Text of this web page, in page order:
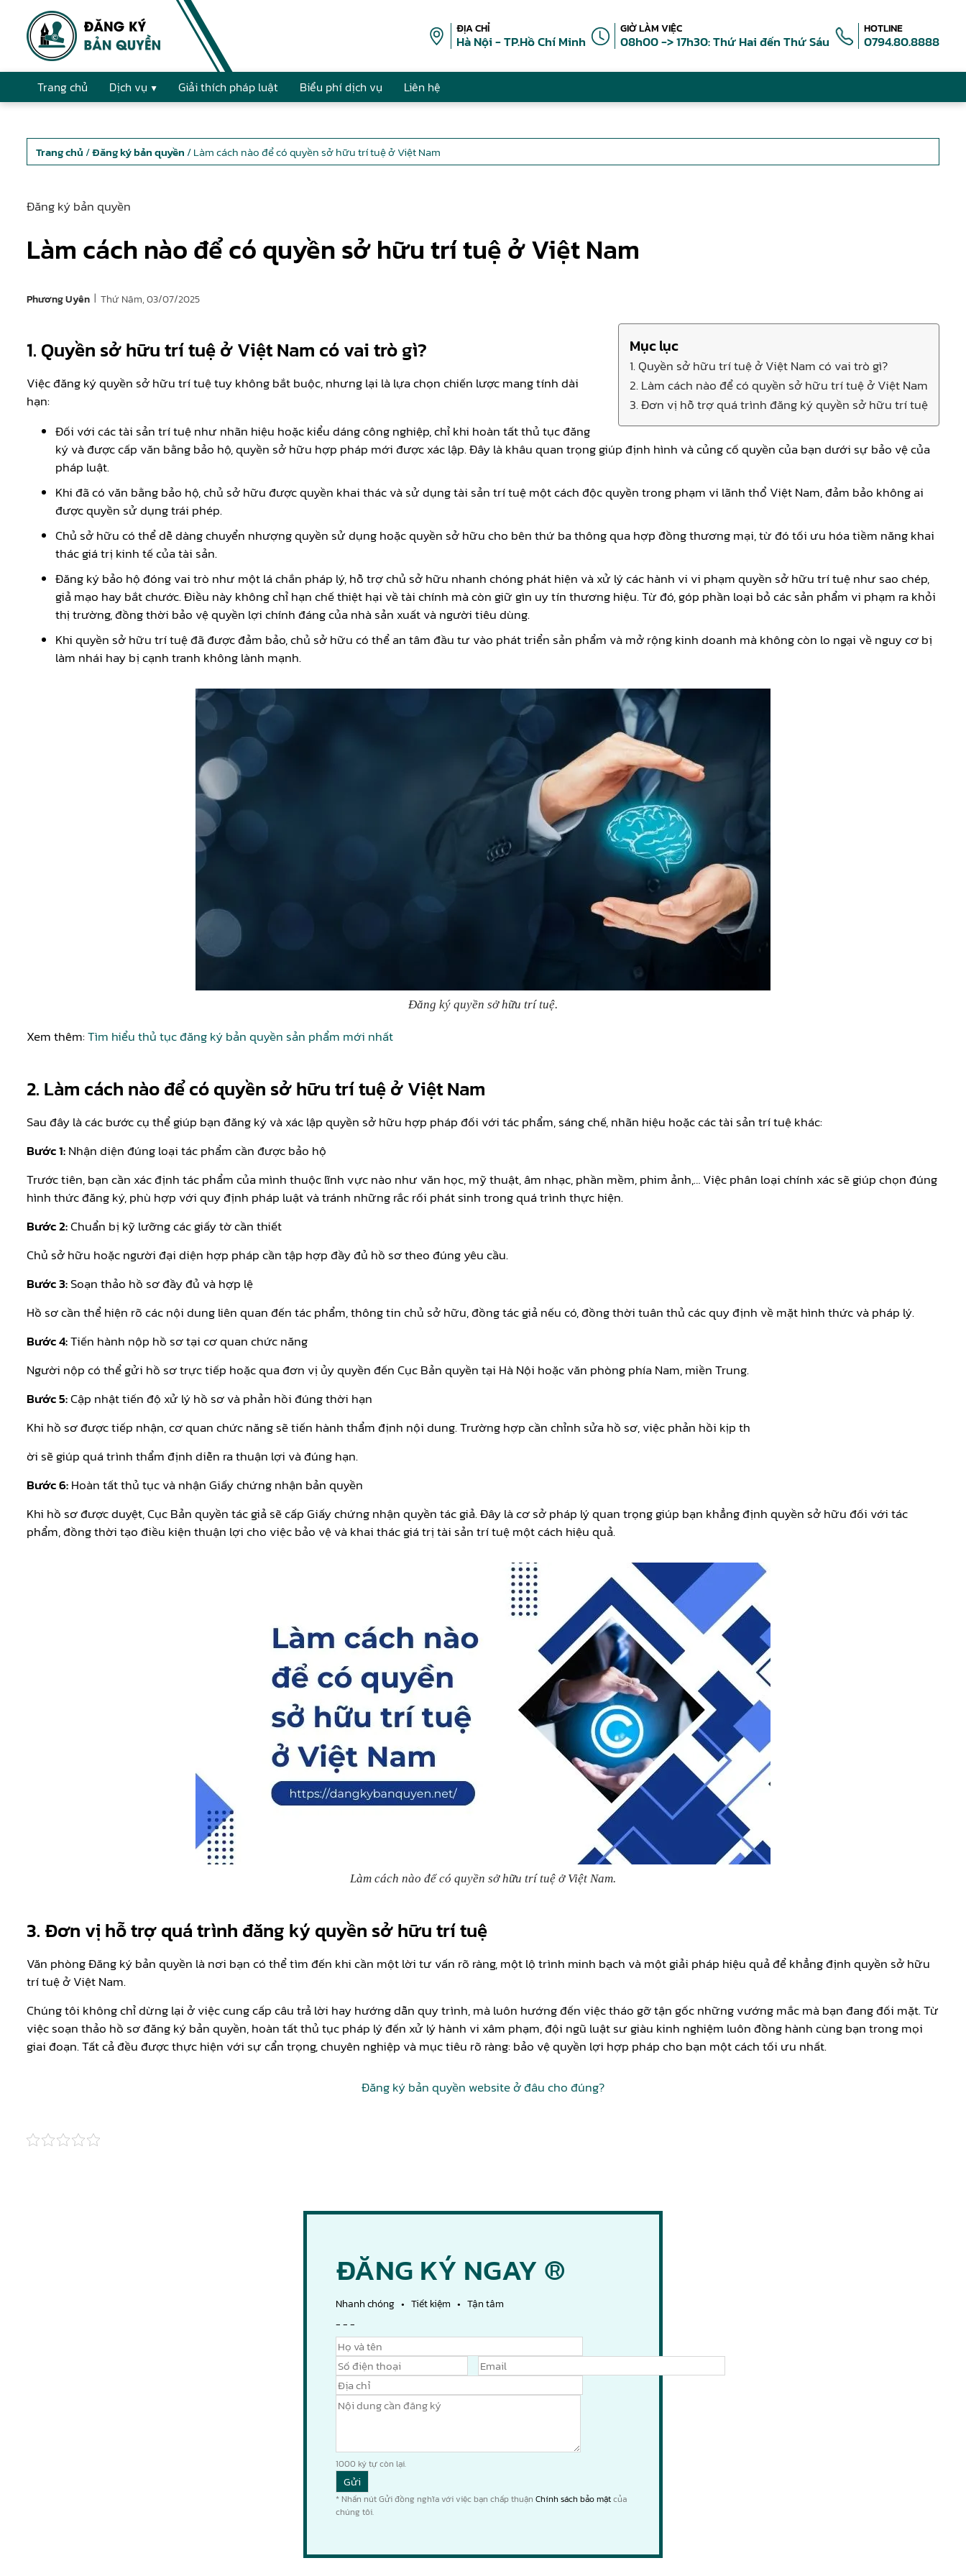
ĐỊA CHỈ
Hà Nội - TP.Hồ Chí Minh
GIỜ LÀM VIỆC
08h00 -> 17h30: Thứ Hai đến Thứ Sáu
HOTLINE
0794.80.8888
Trang chủ Dịch vụ Giải thích pháp luật Biểu phí dịch vụ Liên hệ
Trang chủ /Đăng ký bản quyền / Làm cách nào để có quyền sở hữu trí tuệ ở Việt Nam
Đăng ký bản quyền
Làm cách nào để có quyền sở hữu trí tuệ ở Việt Nam
Phương Uyên | Thứ Năm, 03/07/2025
Mục lục
1. Quyền sở hữu trí tuệ ở Việt Nam có vai trò gì?
2. Làm cách nào để có quyền sở hữu trí tuệ ở Việt Nam
3. Đơn vị hỗ trợ quá trình đăng ký quyền sở hữu trí tuệ
1. Quyền sở hữu trí tuệ ở Việt Nam có vai trò gì?
Việc đăng ký quyền sở hữu trí tuệ tuy không bắt buộc, nhưng lại là lựa chọn chiến lược mang tính dài
hạn:
Đối với các tài sản trí tuệ như nhãn hiệu hoặc kiểu dáng công nghiệp, chỉ khi hoàn tất thủ tục đăng
ký và được cấp văn bằng bảo hộ, quyền sở hữu hợp pháp mới được xác lập. Đây là khâu quan trọng giúp định hình và củng cố quyền của bạn dưới sự bảo vệ của
pháp luật.
Khi đã có văn bằng bảo hộ, chủ sở hữu được quyền khai thác và sử dụng tài sản trí tuệ một cách độc quyền trong phạm vi lãnh thổ Việt Nam, đảm bảo không ai
được quyền sử dụng trái phép.
Chủ sở hữu có thể dễ dàng chuyển nhượng quyền sử dụng hoặc quyền sở hữu cho bên thứ ba thông qua hợp đồng thương mại, từ đó tối ưu hóa tiềm năng khai
thác giá trị kinh tế của tài sản.
Đăng ký bảo hộ đóng vai trò như một lá chắn pháp lý, hỗ trợ chủ sở hữu nhanh chóng phát hiện và xử lý các hành vi vi phạm quyền sở hữu trí tuệ như sao chép,
giả mạo hay bắt chước. Điều này không chỉ hạn chế thiệt hại về tài chính mà còn giữ gìn uy tín thương hiệu. Từ đó, góp phần loại bỏ các sản phẩm vi phạm ra khỏi
thị trường, đồng thời bảo vệ quyền lợi chính đáng của nhà sản xuất và người tiêu dùng.
Khi quyền sở hữu trí tuệ đã được đảm bảo, chủ sở hữu có thể an tâm đầu tư vào phát triển sản phẩm và mở rộng kinh doanh mà không còn lo ngại về nguy cơ bị
làm nhái hay bị cạnh tranh không lành mạnh.
Đăng ký quyền sở hữu trí tuệ.
Xem thêm:Tìm hiểu thủ tục đăng ký bản quyền sản phẩm mới nhất
2. Làm cách nào để có quyền sở hữu trí tuệ ở Việt Nam
Sau đây là các bước cụ thể giúp bạn đăng ký và xác lập quyền sở hữu hợp pháp đối với tác phẩm, sáng chế, nhãn hiệu hoặc các tài sản trí tuệ khác:
Bước 1:Nhận diện đúng loại tác phẩm cần được bảo hộ
Trước tiên, bạn cần xác định tác phẩm của mình thuộc lĩnh vực nào như văn học, mỹ thuật, âm nhạc, phần mềm, phim ảnh,… Việc phân loại chính xác sẽ giúp chọn đúng
hình thức đăng ký, phù hợp với quy định pháp luật và tránh những rắc rối phát sinh trong quá trình thực hiện.
Bước 2:Chuẩn bị kỹ lưỡng các giấy tờ cần thiết
Chủ sở hữu hoặc người đại diện hợp pháp cần tập hợp đầy đủ hồ sơ theo đúng yêu cầu.
Bước 3:Soạn thảo hồ sơ đầy đủ và hợp lệ
Hồ sơ cần thể hiện rõ các nội dung liên quan đến tác phẩm, thông tin chủ sở hữu, đồng tác giả nếu có, đồng thời tuân thủ các quy định về mặt hình thức và pháp lý.
Bước 4:Tiến hành nộp hồ sơ tại cơ quan chức năng
Người nộp có thể gửi hồ sơ trực tiếp hoặc qua đơn vị ủy quyền đến Cục Bản quyền tại Hà Nội hoặc văn phòng phía Nam, miền Trung.
Bước 5:Cập nhật tiến độ xử lý hồ sơ và phản hồi đúng thời hạn
Khi hồ sơ được tiếp nhận, cơ quan chức năng sẽ tiến hành thẩm định nội dung. Trường hợp cần chỉnh sửa hồ sơ, việc phản hồi kịp th
ời sẽ giúp quá trình thẩm định diễn ra thuận lợi và đúng hạn.
Bước 6:Hoàn tất thủ tục và nhận Giấy chứng nhận bản quyền
Khi hồ sơ được duyệt, Cục Bản quyền tác giả sẽ cấp Giấy chứng nhận quyền tác giả. Đây là cơ sở pháp lý quan trọng giúp bạn khẳng định quyền sở hữu đối với tác
phẩm, đồng thời tạo điều kiện thuận lợi cho việc bảo vệ và khai thác giá trị tài sản trí tuệ một cách hiệu quả.
Làm cách nào để có quyền sở hữu trí tuệ ở Việt Nam.
3. Đơn vị hỗ trợ quá trình đăng ký quyền sở hữu trí tuệ
Văn phòng Đăng ký bản quyền là nơi bạn có thể tìm đến khi cần một lời tư vấn rõ ràng, một lộ trình minh bạch và một giải pháp hiệu quả để khẳng định quyền sở hữu
trí tuệ ở Việt Nam.
Chúng tôi không chỉ dừng lại ở việc cung cấp câu trả lời hay hướng dẫn quy trình, mà luôn hướng đến việc tháo gỡ tận gốc những vướng mắc mà bạn đang đối mặt. Từ
việc soạn thảo hồ sơ đăng ký bản quyền, hoàn tất thủ tục pháp lý đến xử lý hành vi xâm phạm, đội ngũ luật sư giàu kinh nghiệm luôn đồng hành cùng bạn trong mọi
giai đoạn. Tất cả đều được thực hiện với sự cẩn trọng, chuyên nghiệp và mục tiêu rõ ràng: bảo vệ quyền lợi hợp pháp cho bạn một cách tối ưu nhất.
Đăng ký bản quyền website ở đâu cho đúng?
ĐĂNG KÝ NGAY ®
Nhanh chóng • Tiết kiệm • Tận tâm
- - -
1000 ký tự còn lại.
* Nhấn nút Gửi đồng nghĩa với việc bạn chấp thuận Chính sách bảo mậtcủa
chúng tôi.